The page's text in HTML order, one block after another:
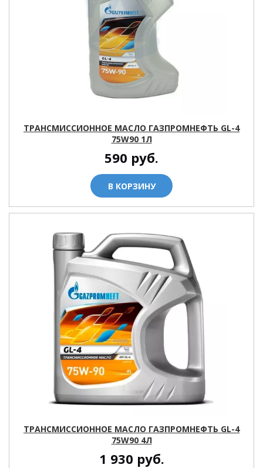
ТРАНСМИССИОННОЕ МАСЛО ГАЗПРОМНЕФТЬ GL-4
75W90 1Л
590 руб.
В КОРЗИНУ
ТРАНСМИССИОННОЕ МАСЛО ГАЗПРОМНЕФТЬ GL-4
75W90 4Л
1 930 руб.